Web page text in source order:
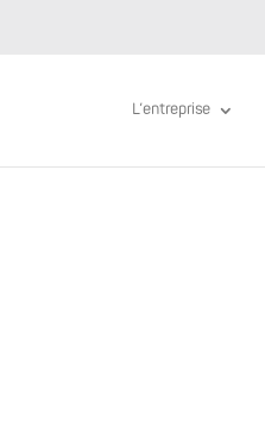
L’entreprise